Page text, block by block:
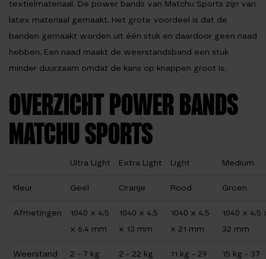
textielmateriaal. De power bands van Matchu Sports zijn van
latex materiaal gemaakt. Het grote voordeel is dat de
banden gemaakt worden uit één stuk en daardoor geen naad
hebben. Een naad maakt de weerstandsband een stuk
minder duurzaam omdat de kans op knappen groot is.
OVERZICHT POWER BANDS
MATCHU SPORTS
Ultra Light Extra Light Light Medium
Kleur Geel Oranje Rood Groen
Afmetingen
1040 x 4,5
x 6.4 mm
1040 x 4,5
x 13 mm
1040 x 4,5
x 21 mm
1040 x 4,5
32 mm
Weerstand 2 - 7 kg 2 - 22 kg
11 kg - 29
15 kg - 37